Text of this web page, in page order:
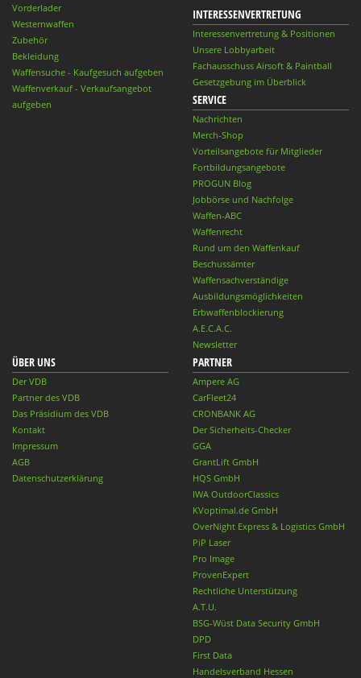
Vorderlader
Westernwaffen
Zubehör
Bekleidung
Waffensuche - Kaufgesuch aufgeben
Waffenverkauf - Verkaufsangebot
aufgeben
INTERESSENVERTRETUNG
Interessenvertretung & Positionen
Unsere Lobbyarbeit
Fachausschuss Airsoft & Paintball
Gesetzgebung im Überblick
SERVICE
Nachrichten
Merch-Shop
Vorteilsangebote für Mitglieder
Fortbildungsangebote
PROGUN Blog
Jobbörse und Nachfolge
Waffen-ABC
Waffenrecht
Rund um den Waffenkauf
Beschussämter
Waffensachverständige
Ausbildungsmöglichkeiten
Erbwaffenblockierung
A.E.C.A.C.
Newsletter
ÜBER UNS
Der VDB
Partner des VDB
Das Präsidium des VDB
Kontakt
Impressum
AGB
Datenschutzerklärung
PARTNER
Ampere AG
CarFleet24
CRONBANK AG
Der Sicherheits-Checker
GGA
GrantLift GmbH
HQS GmbH
IWA OutdoorClassics
KVoptimal.de GmbH
OverNight Express & Logistics GmbH
PiP Laser
Pro Image
ProvenExpert
Rechtliche Unterstützung
A.T.U.
BSG-Wüst Data Security GmbH
DPD
First Data
Handelsverband Hessen